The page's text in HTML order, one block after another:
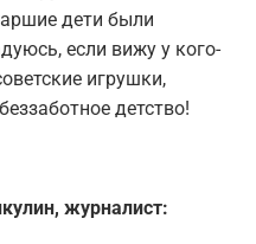
дети были
если вижу у кого-
игрушки,
детство!
журналист: